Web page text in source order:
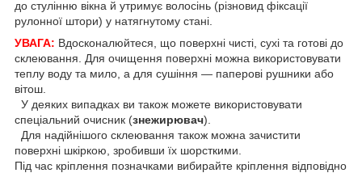
до стулінню вікна й утримує волосінь (різновид фіксації
рулонної штори) у натягнутому стані.
УВАГА: Вдосконалюйтеся, що поверхні чисті, сухі та готові до
склеювання. Для очищення поверхні можна використовувати
теплу воду та мило, а для сушіння — паперові рушники або
вітош.
У деяких випадках ви також можете використовувати
спеціальний очисник (знежирювач).
Для надійнішого склеювання також можна зачистити
поверхні шкіркою, зробивши їх шорсткими.
Під час кріплення позначками вибирайте кріплення відповідно